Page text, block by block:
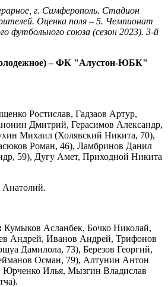
г. Симферополь. Стадион
Оценка поля – 5. Чемпионат
футбольного союза (сезон 2023). 3-й
– ФК "Алустон-ЮБК"
Ростислав, Гадзаов Артур,
Дмитрий, Герасимов Александр,
Михаил (Холявский Никита, 70),
Роман, 46), Ламбринов Данил
59), Дугу Амет, Приходной Никита
Анатолий.
Кумыков Асланбек, Бочко Николай,
Андрей, Иванов Андрей, Трифонов
Дамилола, 73), Березов Георгий,
Осман, 79), Алтунин Антон
Илья, Мызгин Владислав